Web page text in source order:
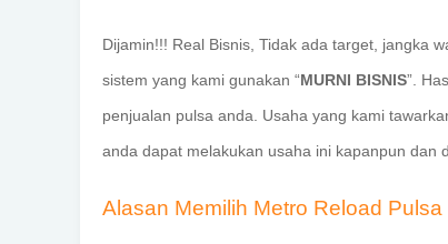
Dijamin!!! Real Bisnis, Tidak ada target, jangka
sistem yang kami gunakan “MURNI BISNIS”.
penjualan pulsa anda. Usaha yang kami
anda dapat melakukan usaha ini kapanpun dan
Alasan Memilih Metro Reload Pulsa